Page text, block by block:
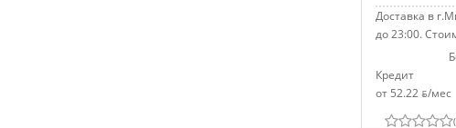
Доставка в
до 23:00.
Кредит
от 52.22 ƃ/мec
(